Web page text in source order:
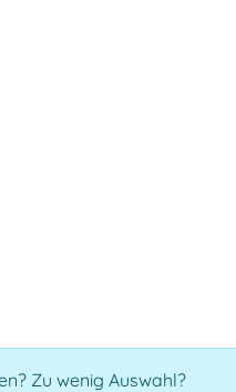
Zu wenig Auswahl?